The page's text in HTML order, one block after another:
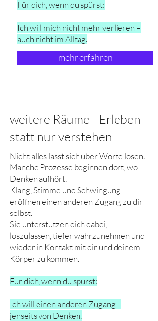
Für dich, wenn du spürst:
Ich will mich nicht mehr verlieren –
auch nicht im Alltag.
mehr erfahren
weitere Räume - Erleben
statt nur verstehen
Nicht alles lässt sich über Worte lösen.
Manche Prozesse beginnen dort, wo
Denken aufhört.
Klang, Stimme und Schwingung
eröffnen einen anderen Zugang zu dir
selbst.
Sie unterstützen dich dabei,
loszulassen, tiefer wahrzunehmen und
wieder in Kontakt mit dir und deinem
Körper zu kommen.
Für dich, wenn du spürst:
Ich will einen anderen Zugang –
jenseits von Denken.